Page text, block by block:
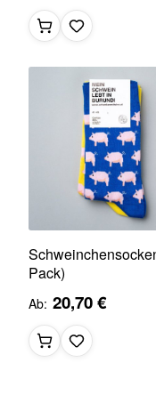
Pack)
Ab 20,70 €